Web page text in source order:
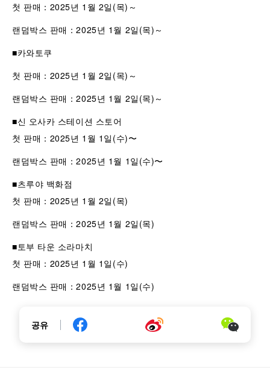
첫 판매：2025년 1월 2일(목)～
랜덤박스 판매：2025년 1월 2일(목)～
■카와토쿠
첫 판매：2025년 1월 2일(목)～
랜덤박스 판매：2025년 1월 2일(목)～
■신 오사카 스테이션 스토어
첫 판매：2025년 1월 1일(수)〜
랜덤박스 판매：2025년 1월 1일(수)〜
■츠루야 백화점
첫 판매：2025년 1월 2일(목)
랜덤박스 판매：2025년 1월 2일(목)
■토부 타운 소라마치
첫 판매：2025년 1월 1일(수)
랜덤박스 판매：2025년 1월 1일(수)
공유